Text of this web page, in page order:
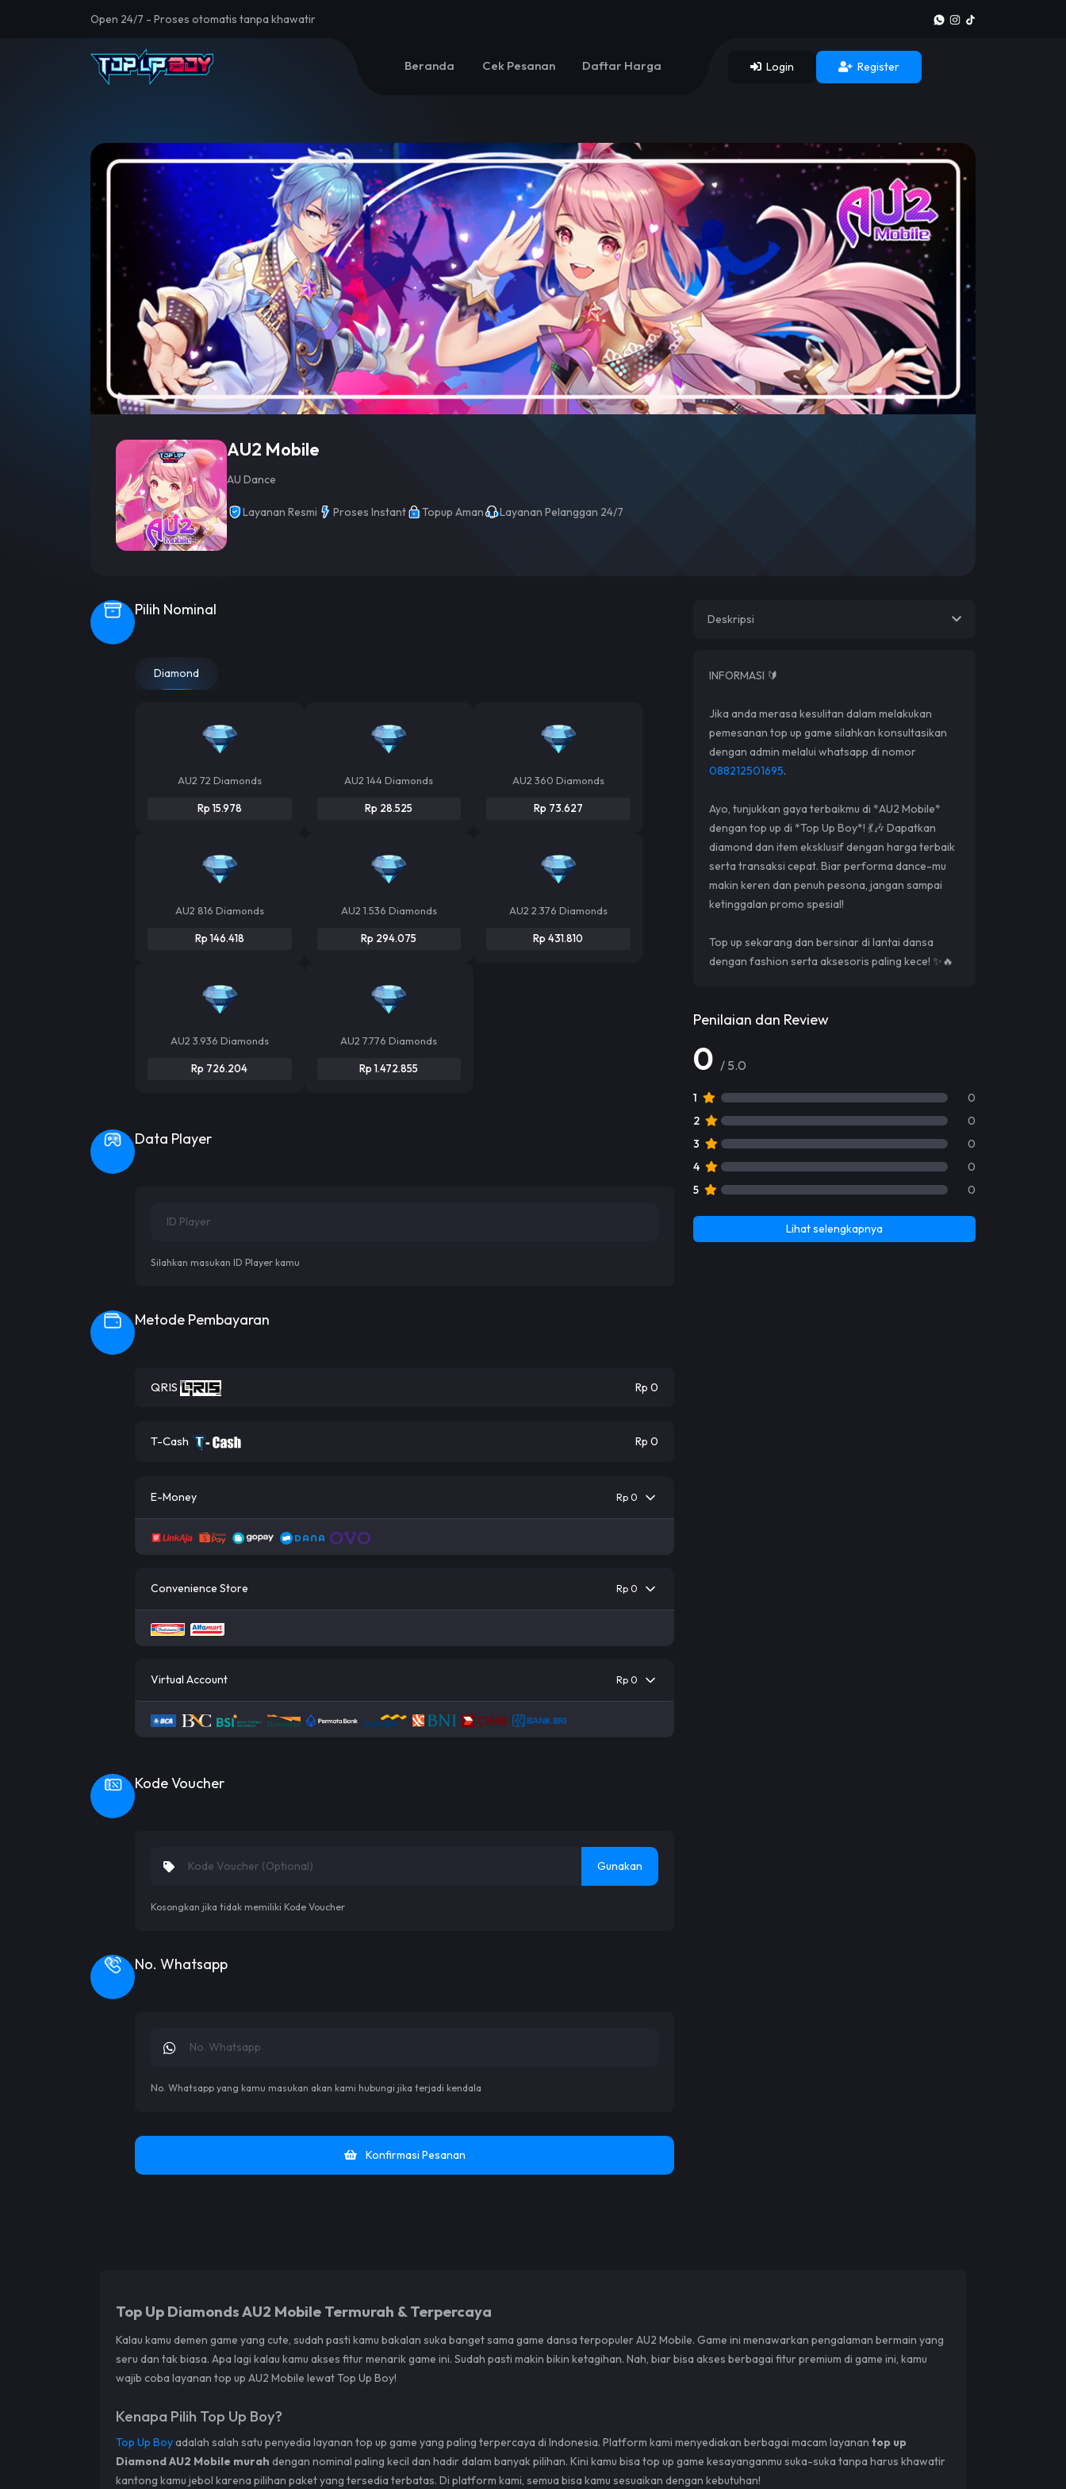
Open 24/7 - Proses otomatis tanpa khawatir
Beranda Cek Pesanan Daftar Harga Login Register
AU2 Mobile
AU Dance
Layanan Resmi Proses Instant Topup Aman Layanan Pelanggan 24/7
Pilih Nominal
Diamond
AU2 72 Diamonds
Rp 15.978
AU2 144 Diamonds
Rp 28.525
AU2 360 Diamonds
Rp 73.627
AU2 816 Diamonds
Rp 146.418
AU2 1.536 Diamonds
Rp 294.075
AU2 2.376 Diamonds
Rp 431.810
AU2 3.936 Diamonds
Rp 726.204
AU2 7.776 Diamonds
Rp 1.472.855
Data Player
Silahkan masukan ID Player kamu
Metode Pembayaran
QRIS Rp 0
T-Cash Rp 0
E-Money Rp 0
Convenience Store Rp 0
Virtual Account Rp 0
Kode Voucher
Gunakan
Kosongkan jika tidak memiliki Kode Voucher
No. Whatsapp
No. Whatsapp yang kamu masukan akan kami hubungi jika terjadi kendala
Konfirmasi Pesanan
Deskripsi
INFORMASI 🔰
Jika anda merasa kesulitan dalam melakukan
pemesanan top up game silahkan konsultasikan
dengan admin melalui whatsapp di nomor
088212501695.
Ayo, tunjukkan gaya terbaikmu di *AU2 Mobile*
dengan top up di *Top Up Boy*! 💃🎶 Dapatkan
diamond dan item eksklusif dengan harga terbaik
serta transaksi cepat. Biar performa dance-mu
makin keren dan penuh pesona, jangan sampai
ketinggalan promo spesial!
Top up sekarang dan bersinar di lantai dansa
dengan fashion serta aksesoris paling kece! ✨🔥
Penilaian dan Review
0 / 5.0
1
0
2
0
3
0
4
0
5
0
Lihat selengkapnya
Top Up Diamonds AU2 Mobile Termurah & Terpercaya
Kalau kamu demen game yang cute, sudah pasti kamu bakalan suka banget sama game dansa terpopuler AU2 Mobile. Game ini menawarkan pengalaman bermain yang
seru dan tak biasa. Apa lagi kalau kamu akses fitur menarik game ini. Sudah pasti makin bikin ketagihan. Nah, biar bisa akses berbagai fitur premium di game ini, kamu
wajib coba layanan top up AU2 Mobile lewat Top Up Boy!
Kenapa Pilih Top Up Boy?
Top Up Boyadalah salah satu penyedia layanan top up game yang paling terpercaya di Indonesia. Platform kami menyediakan berbagai macam layanan top up
Diamond AU2 Mobile murah dengan nominal paling kecil dan hadir dalam banyak pilihan. Kini kamu bisa top up game kesayanganmu suka-suka tanpa harus khawatir
kantong kamu jebol karena pilihan paket yang tersedia terbatas. Di platform kami, semua bisa kamu sesuaikan dengan kebutuhan!